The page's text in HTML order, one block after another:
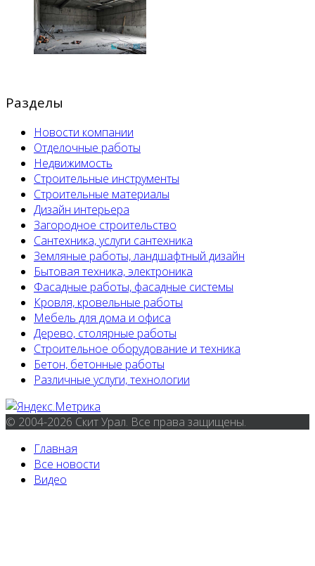
Разделы
Новости компании
Отделочные работы
Недвижимость
Строительные инструменты
Строительные материалы
Дизайн интерьера
Загородное строительство
Сантехника, услуги сантехника
Земляные работы, ландшафтный дизайн
Бытовая техника, электроника
Фасадные работы, фасадные системы
Кровля, кровельные работы
Мебель для дома и офиса
Дерево, столярные работы
Строительное оборудование и техника
Бетон, бетонные работы
Различные услуги, технологии
© 2004-2026 Скит Урал. Все права защищены.
Главная
Все новости
Видео